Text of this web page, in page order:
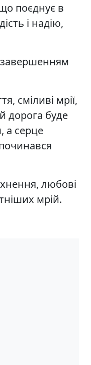
поєднує в
і надію,
завершенням
сміливі мрії,
дорога буде
а серце
любові
мрій.